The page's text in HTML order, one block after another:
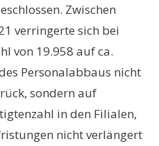
Zwischen
verringerte sich bei
von 19.958 auf ca.
Personalabbaus nicht
sondern auf
in den Filialen,
nicht verlängert